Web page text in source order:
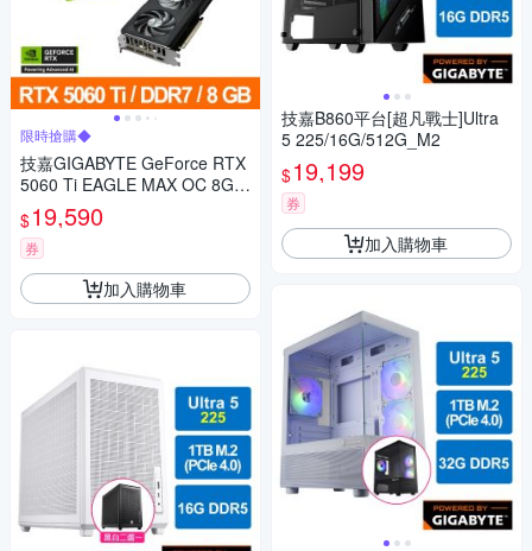
限時搶購◆
技嘉GIGABYTE GeForce RTX
5060 Ti EAGLE MAX OC 8G
顯示卡
$19,590
券
加入購物車
技嘉B860平台[超凡戰士]Ultra
5 225/16G/512G_M2
$19,199
券
加入購物車